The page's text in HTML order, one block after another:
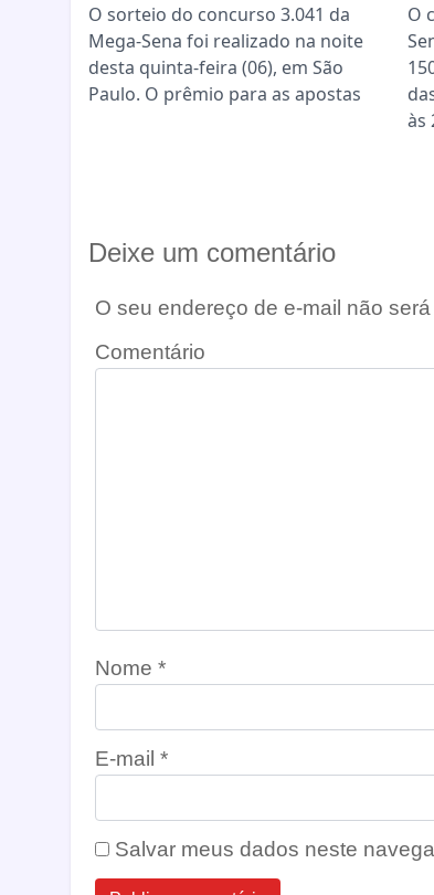
O sorteio do concurso 3.041 da
Mega-Sena foi realizado na noite
desta quinta-feira (06), em São
Paulo. O prêmio para as apostas
O
às
Deixe um comentário
O seu endereço de e-mail não
Comentário
Nome *
E-mail *
Salvar meus dados neste